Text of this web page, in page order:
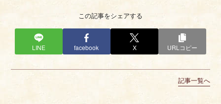
この記事をシェアする
LINE facebook X URLコピー
記事一覧へ